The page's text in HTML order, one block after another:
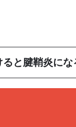
と腱鞘炎にな